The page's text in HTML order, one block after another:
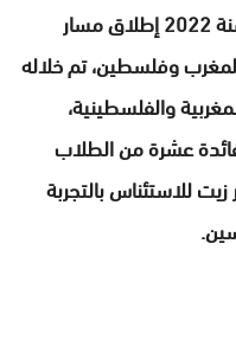
وذكر، في هذا الصدد، بأنه تم منذ سنة 2022 إطلاق مسار
وفلسطين، تم خلاله
والفلسطينية،
عشرة من الطلاب
للاستئناس بالتجربة